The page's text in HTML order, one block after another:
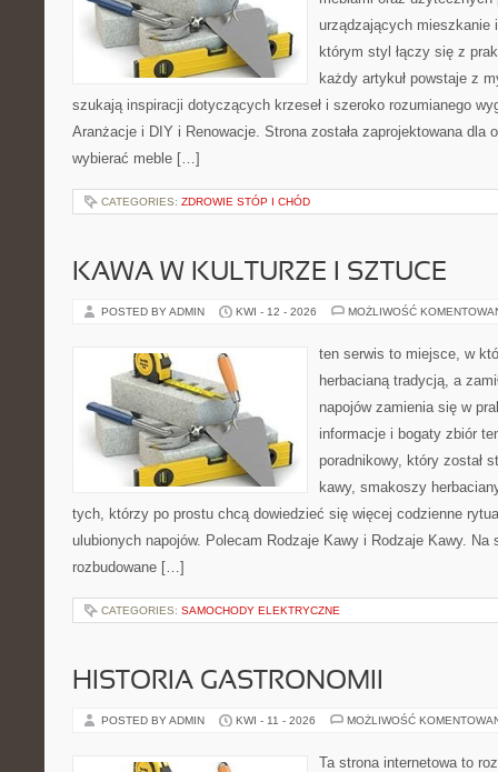
urządzających mieszkanie
którym styl łączy się z
każdy artykuł powstaje z
szukają inspiracji dotyczących krzeseł i szeroko rozumianego
Aranżacje i DIY i Renowacje. Strona została zaprojektowana dla
wybierać meble […]
CATEGORIES: ZDROWIE STÓP I CHÓD
KAWA W KULTURZE I SZTUCE
POSTED BY ADMIN KWI - 12 - 2026 MOŻLIWOŚĆ
ten serwis to miejsce, w
herbacianą tradycją, a
napojów zamienia się w
informacje i bogaty zbiór
poradnikowy, który został
kawy, smakoszy
tych, którzy po prostu chcą dowiedzieć się więcej codzienne
ulubionych napojów. Polecam Rodzaje Kawy i Rodzaje Kawy. Na
rozbudowane […]
CATEGORIES: SAMOCHODY ELEKTRYCZNE
HISTORIA GASTRONOMII
POSTED BY ADMIN KWI - 11 - 2026 MOŻLIWOŚĆ
Ta strona internetowa to